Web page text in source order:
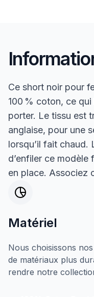
Ce short noir pour
100 % coton, ce
porter. Le tissu est
anglaise, pour une
lorsqu’il fait chaud.
d’enfiler ce modèle
en place. Associez
Matériel
Nous choisissons
de matériaux plus
rendre notre